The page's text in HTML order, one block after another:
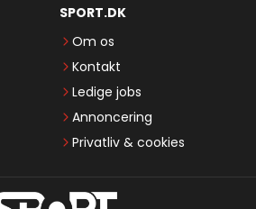
SPORT.DK
Om os
Kontakt
Ledige jobs
Annoncering
Privatliv & cookies